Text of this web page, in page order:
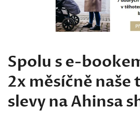
Spolu s e-
2x měsíčně naše
slevy na Ahinsa